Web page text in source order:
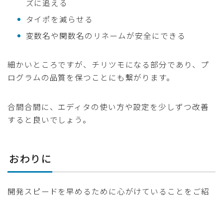
ズに追える
タイポを減らせる
変数名や関数名のリネームが安全にできる
細かいところですが、チリツモになる部分であり、プ
ログラムの品質を保つことにも繋がります。
合間合間に、エディタの使い方や設定を少しずつ改善
すると良いでしょう。
おわりに
開発スピードを早めるために心がけていることをご紹